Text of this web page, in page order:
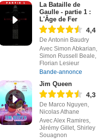
La Bataille de
Gaulle - partie 1 :
L'Âge de Fer
4,4
De Antonin Baudry
Avec Simon Abkarian,
Simon Russell Beale,
Florian Lesieur
Bande-annonce
Jim Queen
4,3
De Marco Nguyen,
Nicolas Athane
Avec Alex Ramires,
Jérémy Gillet, Shirley
Souagnon